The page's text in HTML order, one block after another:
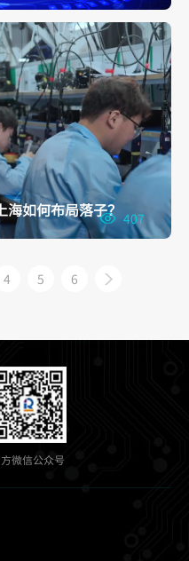
如何布局落子？ 407
4 5 6
微信公众号